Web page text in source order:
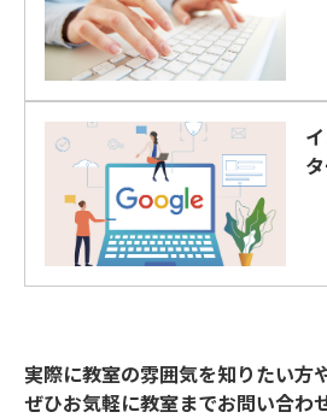
実際に教室の雰囲気を知りたい方
ぜひお気軽に教室までお問い合わ